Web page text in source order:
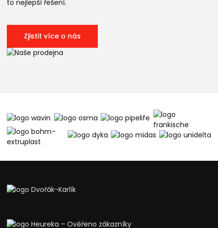
to nejlepší řešení.
Zjistit více o nás